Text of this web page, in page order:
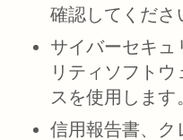
確認してくださ
サイバーセキュ
リティソフト
スを使用します
信用報告書、ク